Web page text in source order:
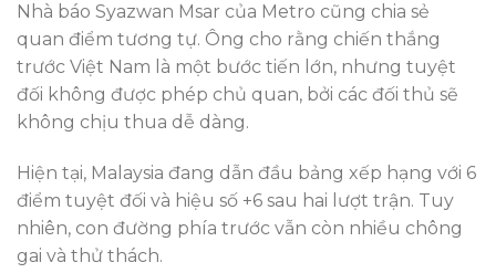
Nhà báo Syazwan Msar của Metro cũng chia sẻ
quan điểm tương tự. Ông cho rằng chiến thắng
trước Việt Nam là một bước tiến lớn, nhưng tuyệt
đối không được phép chủ quan, bởi các đối thủ sẽ
không chịu thua dễ dàng.
Hiện tại, Malaysia đang dẫn đầu bảng xếp hạng với 6
điểm tuyệt đối và hiệu số +6 sau hai lượt trận. Tuy
nhiên, con đường phía trước vẫn còn nhiều chông
gai và thử thách.